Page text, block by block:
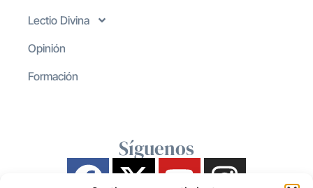
Lectio Divina
Opinión
Formación
Síguenos